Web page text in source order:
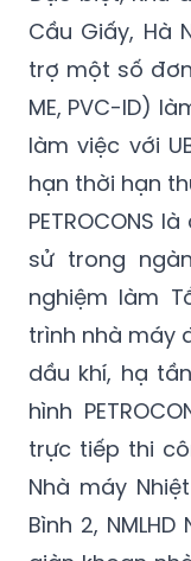
trợ một số
ME, PVC-ID)
làm việc với
hạn thời hạn
PETROCONS
sử trong
nghiệm làm
trình nhà máy
dầu khí, hạ
hình
trực tiếp thi
Nhà máy
Bình 2,
giàn khoan
Bạch Hổ - Bà